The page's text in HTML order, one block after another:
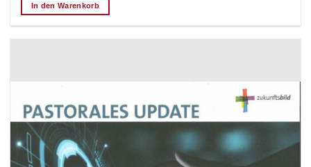
In den Warenkorb